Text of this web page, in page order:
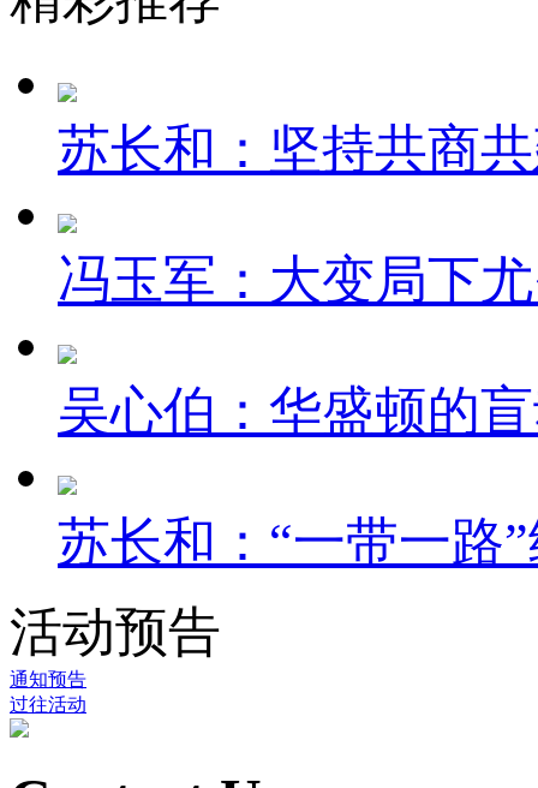
苏长和：坚持共商
冯玉军：大变局下
吴心伯：华盛顿的
苏长和：“一带一路
活动预告
通知预告
过往活动